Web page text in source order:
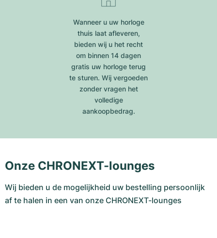
Wanneer u uw horloge
thuis laat afleveren,
bieden wij u het recht
om binnen 14 dagen
gratis uw horloge terug
te sturen. Wij vergoeden
zonder vragen het
volledige
aankoopbedrag.
Onze CHRONEXT-lounges
Wij bieden u de mogelijkheid uw bestelling persoonlijk
af te halen in een van onze CHRONEXT-lounges